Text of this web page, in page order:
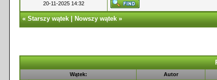
20-11-2025 14:32
«Starszy wątek|Nowszy wątek»
Wątek: Autor